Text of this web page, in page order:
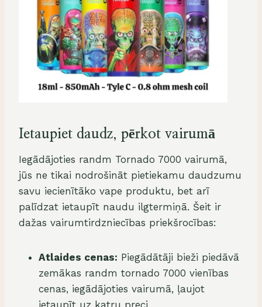
Ietaupiet daudz, pērkot vairumā
Iegādājoties randm Tornado 7000 vairumā,
jūs ne tikai nodrošināt pietiekamu daudzumu
savu iecienītāko vape produktu, bet arī
palīdzat ietaupīt naudu ilgtermiņā. Šeit ir
dažas vairumtirdzniecības priekšrocības:
Atlaides cenas: Piegādātāji bieži piedāvā
zemākas randm tornado 7000 vienības
cenas, iegādājoties vairumā, ļaujot
ietaupīt uz katru preci.